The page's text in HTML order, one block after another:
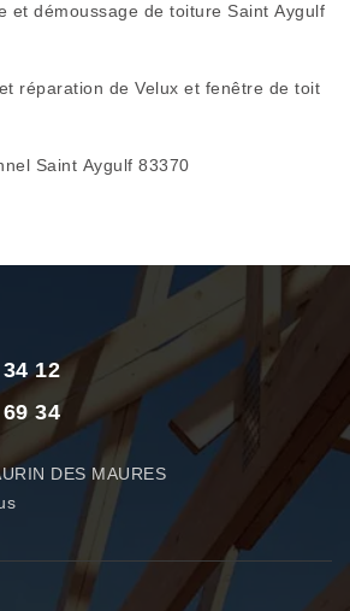
et démoussage de toiture Saint Aygulf
réparation de Velux et fenêtre de toit
Saint Aygulf 83370
12
34
DES MAURES